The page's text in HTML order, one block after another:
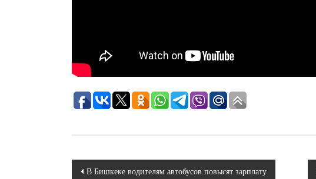
Навигация
В Бишкеке водителям автобусов повысят зарплату